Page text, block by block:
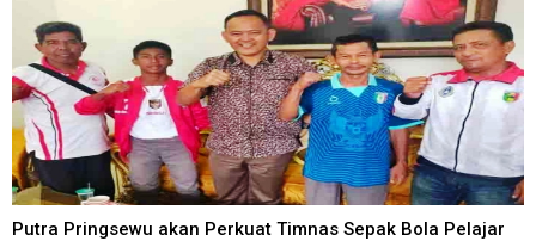
Putra Pringsewu akan Perkuat Timnas Sepak Bola Pelajar